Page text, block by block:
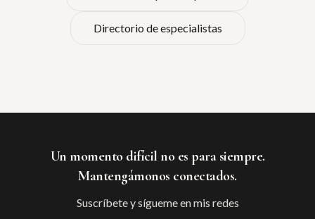
Directorio de especialistas
Un momento difícil no es para siempre.
Mantengámonos conectados.
Suscríbete y sígueme en mis redes